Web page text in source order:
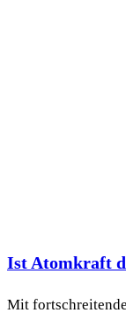
Ist Atomkraft
Mit